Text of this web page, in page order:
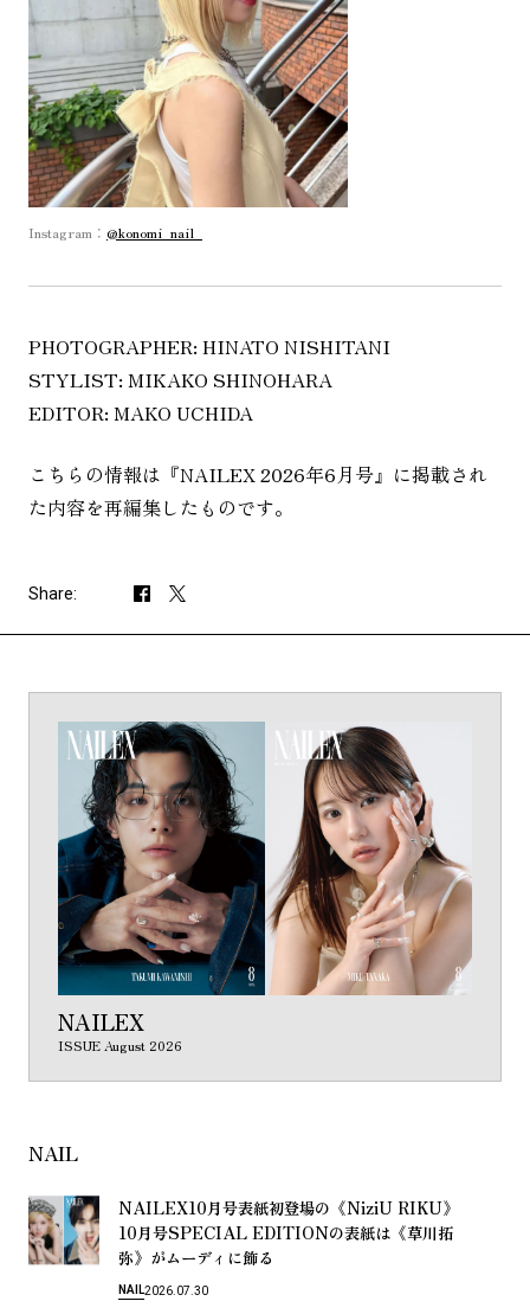
Instagram： @konomi_nail_
PHOTOGRAPHER: HINATO NISHITANI
STYLIST: MIKAKO SHINOHARA
EDITOR: MAKO UCHIDA
こちらの情報は『NAILEX 2026年6月号』に掲載され
た内容を再編集したものです。
Share:
NAILEX
ISSUE August 2026
NAIL
NAILEX10月号表紙初登場の 《NiziU RIKU》
10月号SPECIAL EDITIONの表紙は 《草川拓
弥》 がムーディ に飾る
NAIL2026.07.30